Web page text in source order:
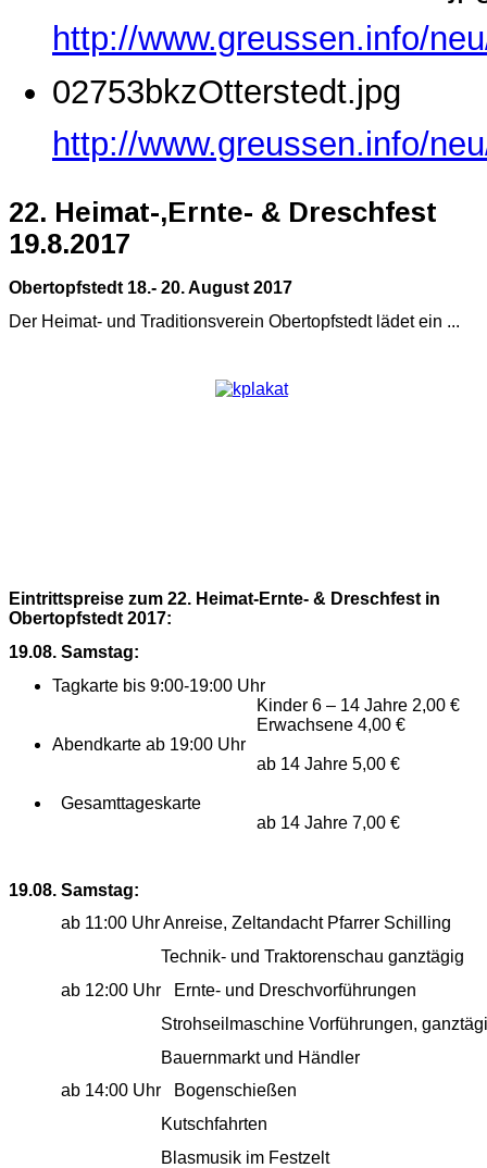
http://www.greussen.info/
02753bkzOtterstedt.jpg
http://www.greussen.info/
22. Heimat-,Ernte- & Dreschfest
19.8.2017
Obertopfstedt 18.- 20. August 2017
Der Heimat- und Traditionsverein Obertopfstedt lädet ein ...
Eintrittspreise zum 22. Heimat-Ernte- & Dreschfest in
Obertopfstedt 2017:
19.08. Samstag:
Tagkarte bis 9:00-19:00 Uhr
Kinder 6 – 14 Jahre 2,00 €
Erwachsene 4,00 €
Abendkarte ab 19:00 Uhr
ab 14 Jahre 5,00 €
Gesamttageskarte
ab 14 Jahre 7,00 €
19.08. Samstag:
ab 11:00 Uhr Anreise, Zeltandacht Pfarrer Schilling
Technik- und Traktorenschau ganztägig
ab 12:00 Uhr Ernte- und Dreschvorführungen
Strohseilmaschine Vorführungen,
Bauernmarkt und Händler
ab 14:00 Uhr Bogenschießen
Kutschfahrten
Blasmusik im Festzelt